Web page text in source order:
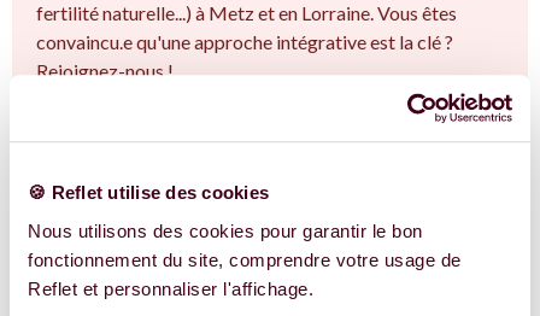
🍪 Reflet utilise des cookies
Nous utilisons des cookies pour garantir le bon
fonctionnement du site, comprendre votre usage de
Reflet et personnaliser l'affichage.
fertilité naturelle...) à Metz et en Lorraine. Vous êtes
convaincu.e qu'une approche intégrative est la clé ?
Rejoignez-nous !